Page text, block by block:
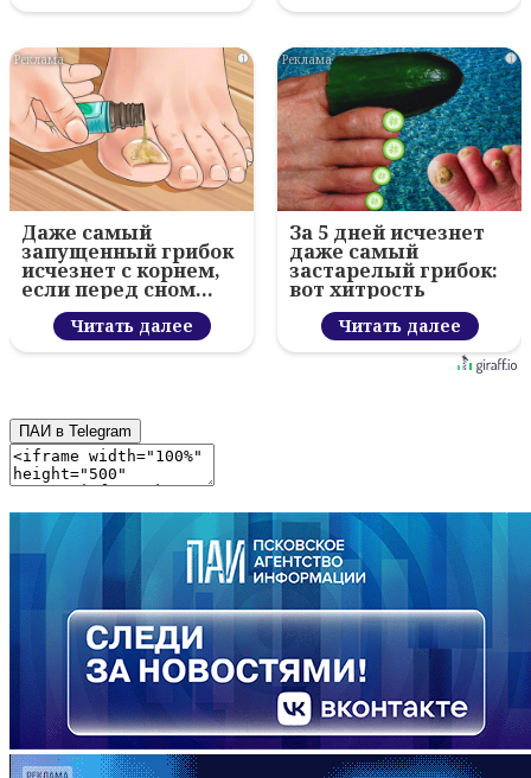
i
Даже самый
запущенный грибок
исчезнет с корнем,
если перед сном…
Читать далее
i
За 5 дней исчезнет
даже самый
застарелый грибок:
вот хитрость
Читать далее
ПАИ в Telegram